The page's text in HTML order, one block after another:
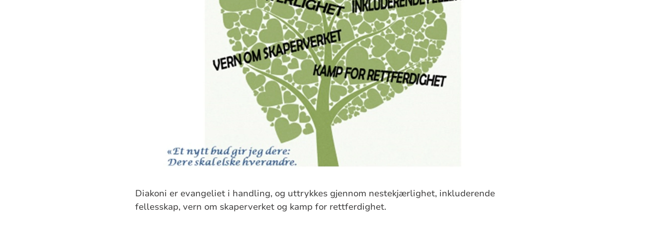
Diakoni er evangeliet i handling, og uttrykkes gjennom nestekjærlighet, inkluderende
fellesskap, vern om skaperverket og kamp for rettferdighet.